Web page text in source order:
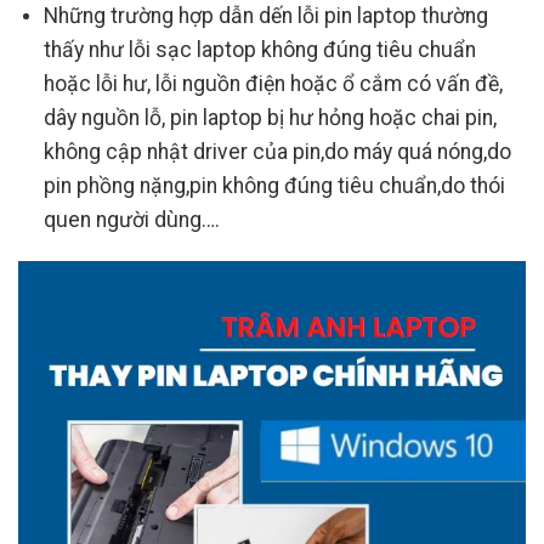
Những trường hợp dẫn dến lỗi pin laptop thường
thấy như lỗi sạc laptop không đúng tiêu chuẩn
hoặc lỗi hư, lỗi nguồn điện hoặc ổ cắm có vấn đề,
dây nguồn lỗ, pin laptop bị hư hỏng hoặc chai pin,
không cập nhật driver của pin,do máy quá nóng,do
pin phồng nặng,pin không đúng tiêu chuẩn,do thói
quen người dùng….